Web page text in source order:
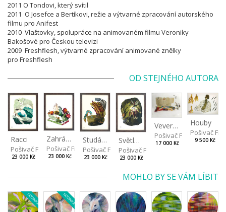
2011 O Tondovi, který svítil
2011 O Josefce a Bertíkovi, režie a výtvarné zpracování autorského
filmu pro Anifest
2010 Vlaštovky, spolupráce na animovaném filmu Veroniky
Bakošové pro Českou televizi
2009 Freshflesh, výtvarné zpracování animované znělky
pro Freshflesh
OD STEJNÉHO AUTORA
Racci
Pošivač Filip
23 000 Kč
Zahrádka
Pošivač Filip
23 000 Kč
Studánka
Pošivač Filip
23 000 Kč
Světlušky
Pošivač Filip
23 000 Kč
Veverkova ulice v roce 2014
Pošivač Filip
17 000 Kč
Houby
Pošivač
9 500 Kč
MOHLO BY SE VÁM LÍBIT
NOVINKA NOVINKA